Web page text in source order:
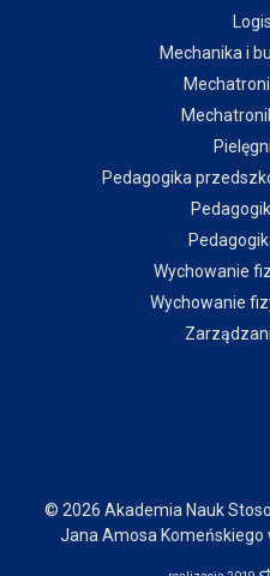
Mechanika i
Pedagogika
Wychowanie
Wychowanie
© 2026 Akademia Nauk
Jana Amosa Komeńskiego